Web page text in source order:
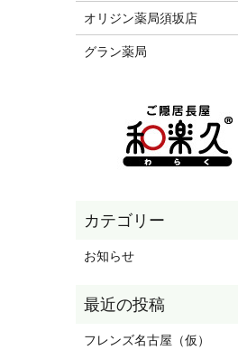
オリジン薬局須坂店
グラン薬局
お知らせ
フレンズ名古屋（仮）